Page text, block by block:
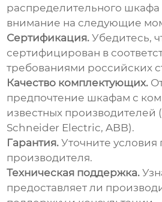
распределительного шкафа
внимание на следующие
Сертификация. Убедитесь,
сертифицирован в
требованиями российских
Качество комплектующих.
предпочтение шкафам с
известных производителей
Schneider Electric, ABB).
Гарантия. Уточните условия
производителя.
Техническая поддержка.
предоставляет ли